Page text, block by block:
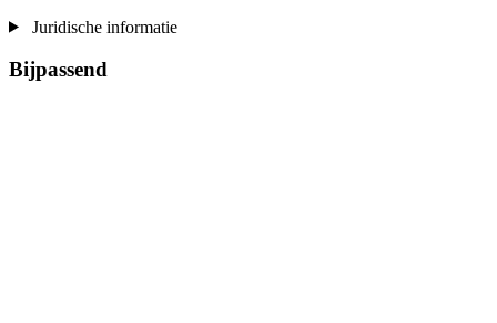
Juridische informatie
Bijpassend